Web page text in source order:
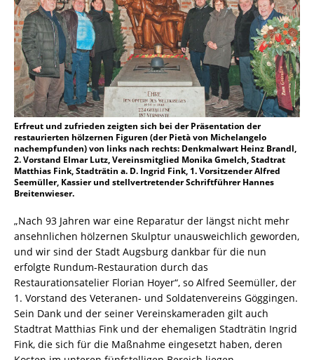
Erfreut und zufrieden zeigten sich bei der Präsentation der
restaurierten hölzernen Figuren (der Pietà von Michelangelo
nachempfunden) von links nach rechts: Denkmalwart Heinz Brandl,
2. Vorstand Elmar Lutz, Vereinsmitglied Monika Gmelch, Stadtrat
Matthias Fink, Stadträtin a. D. Ingrid Fink, 1. Vorsitzender Alfred
Seemüller, Kassier und stellvertretender Schriftführer Hannes
Breitenwieser.
„Nach 93 Jahren war eine Reparatur der längst nicht mehr
ansehnlichen hölzernen Skulptur unausweichlich geworden,
und wir sind der Stadt Augsburg dankbar für die nun
erfolgte Rundum-Restauration durch das
Restaurationsatelier Florian Hoyer“, so Alfred Seemüller, der
1. Vorstand des Veteranen- und Soldatenvereins Göggingen.
Sein Dank und der seiner Vereinskameraden gilt auch
Stadtrat Matthias Fink und der ehemaligen Stadträtin Ingrid
Fink, die sich für die Maßnahme eingesetzt haben, deren